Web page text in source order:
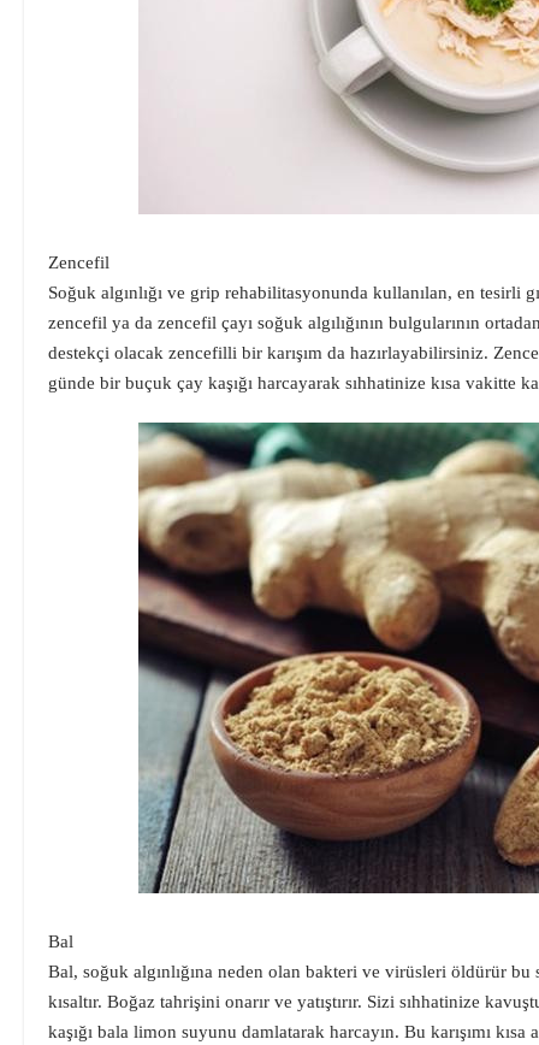
Zencefil
Soğuk algınlığı ve grip rehabilitasyonunda kullanılan, en tesirli
zencefil ya da zencefil çayı soğuk algılığının bulgularının
destekçi olacak zencefilli bir karışım da hazırlayabilirsiniz.
günde bir buçuk çay kaşığı harcayarak sıhhatinize kısa vakitte
Bal
Bal, soğuk algınlığına neden olan bakteri ve virüsleri öldürür bu
kısaltır. Boğaz tahrişini onarır ve yatıştırır. Sizi sıhhatinize
kaşığı bala limon suyunu damlatarak harcayın. Bu karışımı kısa